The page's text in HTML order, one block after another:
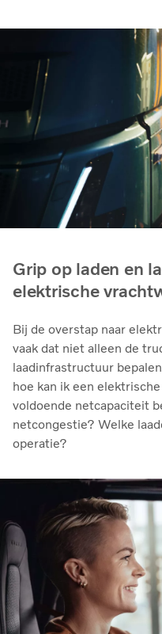
Grip op laden en
elektrische
Bij de overstap naar
vaak dat niet alleen de
laadinfrastructuur
hoe kan ik een
voldoende netcapaciteit
netcongestie? Welke
operatie?